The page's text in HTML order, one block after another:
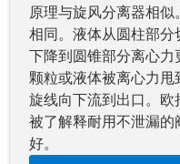
原理与旋风分离器相
相同。液体从圆柱部分
下降到圆锥部分离心
颗粒或液体被离心力
旋线向下流到出口。
被了解释耐用不泄漏
好。